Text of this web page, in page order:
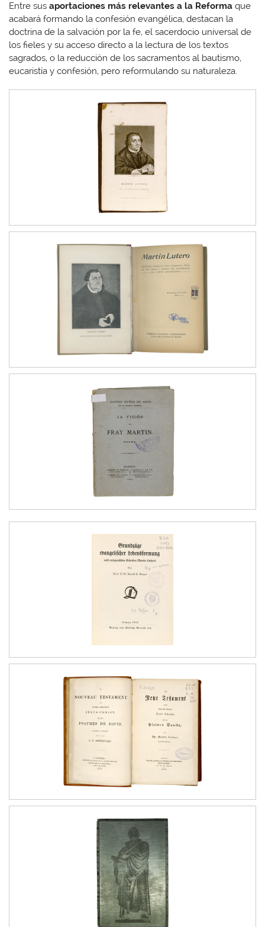
Entre sus aportaciones más relevantes a la Reforma que
acabará formando la confesión evangélica, destacan la
doctrina de la salvación por la fe, el sacerdocio universal de
los fieles y su acceso directo a la lectura de los textos
sagrados, o la reducción de los sacramentos al bautismo,
eucaristía y confesión, pero reformulando su naturaleza.